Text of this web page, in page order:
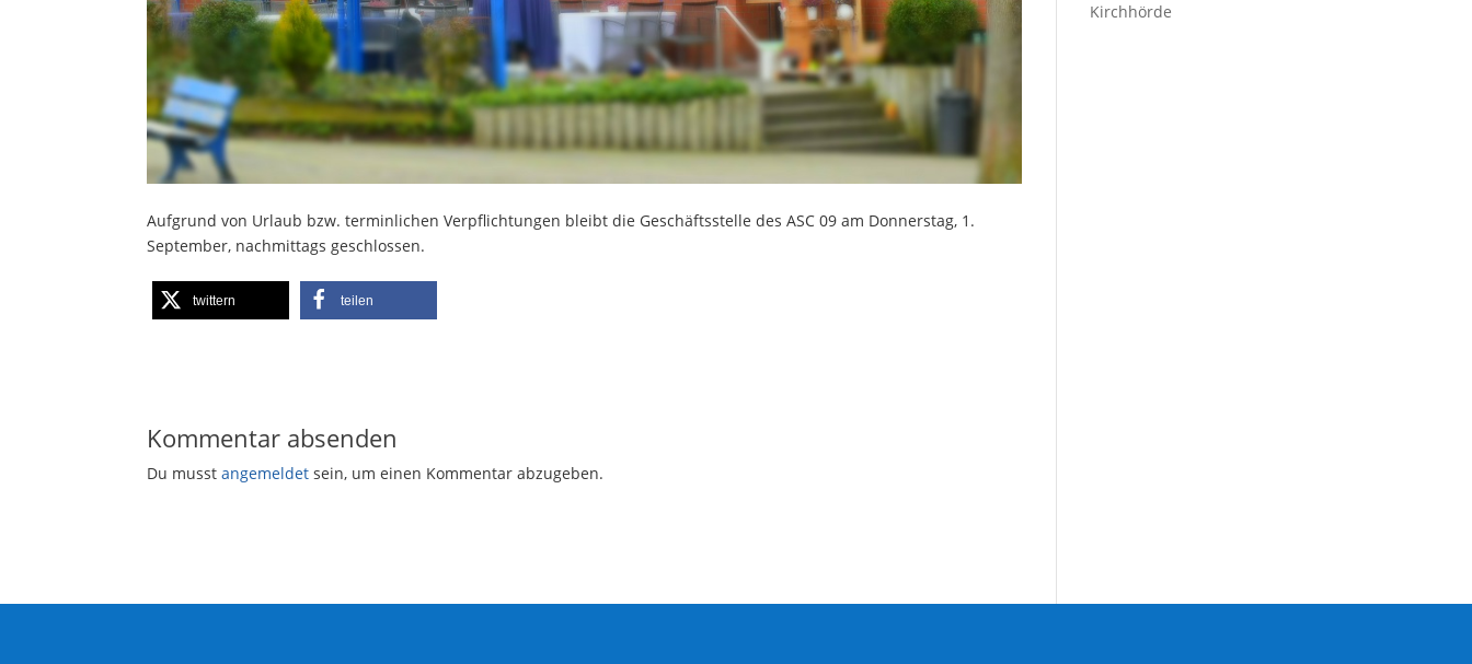
Aufgrund von Urlaub bzw. terminlichen Verpflichtungen bleibt die Geschäftsstelle des ASC 09 am Donnerstag, 1.
September, nachmittags geschlossen.
twittern teilen
Kommentar absenden
Du musstangemeldet sein, um einen Kommentar abzugeben.
Kirchhörde